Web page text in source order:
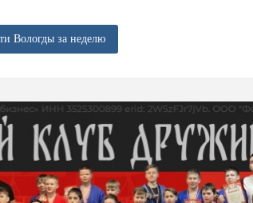
Вологды за неделю